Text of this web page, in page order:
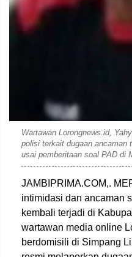
Wartawan Lorongnews.id,
polisi terkait dugaan ancaman
usai pemberitaan soal PAD di
JAMBIPRIMA.COM,.
intimidasi dan ancaman
kembali terjadi di
wartawan media online
berdomisili di Simpang